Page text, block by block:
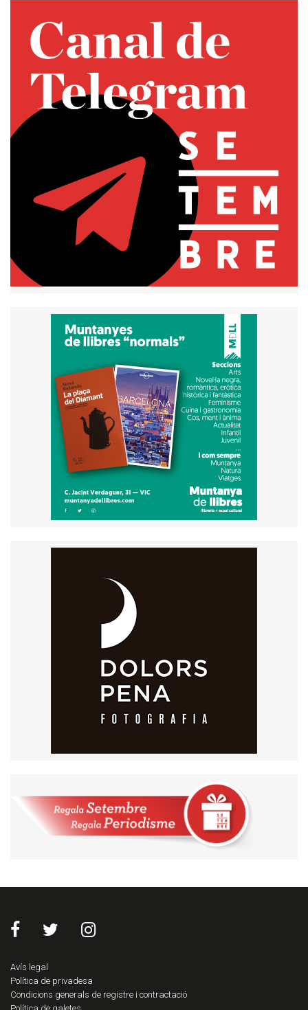
Avís legal
Política de privadesa
Condicions generals de registre i contractació